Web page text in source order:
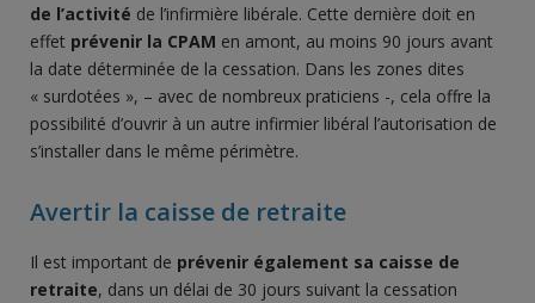
de l’activité de l’infirmière libérale. Cette dernière doit en
effet prévenir la CPAM en amont, au moins 90 jours avant
la date déterminée de la cessation. Dans les zones dites
« surdotées », – avec de nombreux praticiens -, cela offre la
possibilité d’ouvrir à un autre infirmier libéral l’autorisation de
s’installer dans le même périmètre.
Avertir la caisse de retraite
Il est important de prévenir également sa caisse de
retraite, dans un délai de 30 jours suivant la cessation